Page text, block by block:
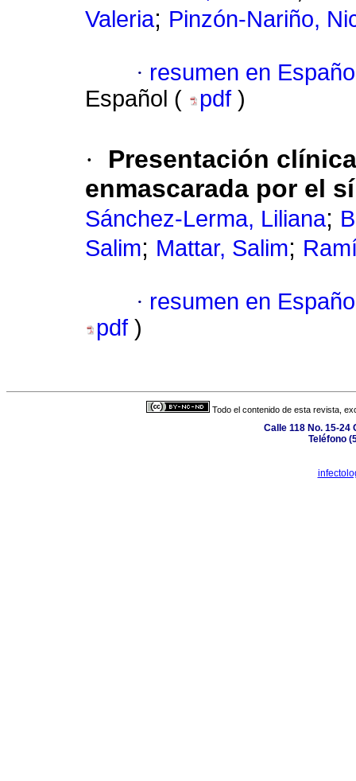
Valeria; Pinzón-Nariño,
· resumen en
Español (
pdf )
·
Presentación
enmascarada por el
Sánchez-Lerma, Liliana;
Salim; Mattar, Salim;
· resumen en
pdf )
Todo el contenido de esta revista,
Calle 118 No. 15-24
Teléfono